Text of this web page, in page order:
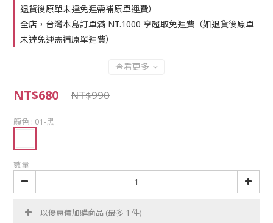
退貨後原單未達免運需補原單運費）
全店，台灣本島訂單滿 NT.1000 享超取免運費（如退貨後原單
未達免運需補原單運費）
查看更多
NT$680 NT$990
顏色 : 01-黑
數量
以優惠價加購商品 (最多 1 件)